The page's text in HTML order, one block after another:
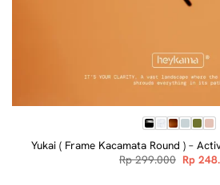
Yukai ( Frame Kacamata Round ) –
Rp299.000 Original
price
Rp